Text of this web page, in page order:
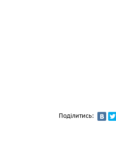
Поділитись: